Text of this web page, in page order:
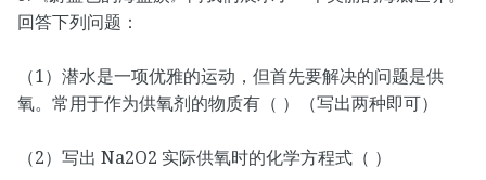
回答下列问题：
（1）潜水是一项优雅的运动，但首先要解决的问题是供
氧。常用于作为供氧剂的物质有（ ）（写出两种即可）
（2）写出 Na2O2 实际供氧时的化学方程式（ ）